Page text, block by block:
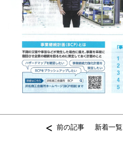
< 前の記事 新着一覧